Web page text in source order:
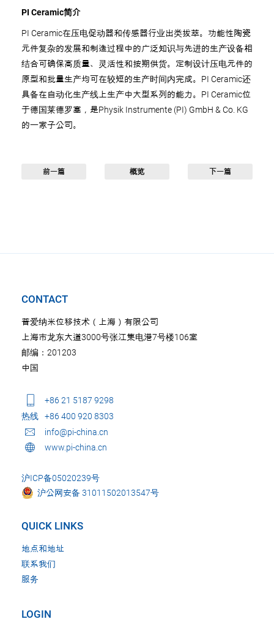
PI Ceramic简介
PI Ceramic在压电促动器和传感器行业出类拔萃。功能性陶瓷
元件复杂的发展和制造过程中的广泛知识与先进的生产设备相
结合可确保高质量、灵活性和按期供货。定制设计压电元件的
原型和批量生产均可在较短的生产时间内完成。PI Ceramic还
具备在自动化生产线上生产中大型系列的能力。PI Ceramic位
于德国莱德罗塞，是Physik Instrumente (PI) GmbH & Co. KG
的一家子公司。
前一篇 概览 下一篇
CONTACT
普爱纳米位移技术（上海）有限公司
上海市龙东大道3000号张江集电港7号楼106室
邮编：201203
中国
+86 21 5187 9298
热线
+86 400 920 8303
info@pi-china.cn
www.pi-china.cn
沪ICP备05020239号
沪公网安备 31011502013547号
QUICK LINKS
地点和地址
联系我们
服务
LOGIN